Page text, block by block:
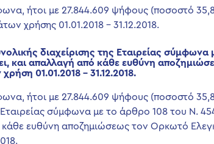
ήτοι με 27.844.609 ψήφους (ποσοστό
χρήσης 01.01.2018 – 31.12.2018.
διαχείρισης της Εταιρείας σύμφωνα
και απαλλαγή από κάθε ευθύνη
01.01.2018 – 31.12.2018.
ήτοι με 27.844.609 ψήφους (ποσοστό
Εταιρείας σύμφωνα με το άρθρο 108 του Ν.
κάθε ευθύνη αποζημιώσεως τον Ορκωτό